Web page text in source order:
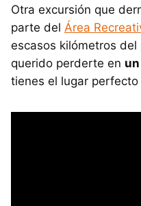
Otra excursión que
parte del Área
escasos kilómetros del
querido perderte en
tienes el lugar